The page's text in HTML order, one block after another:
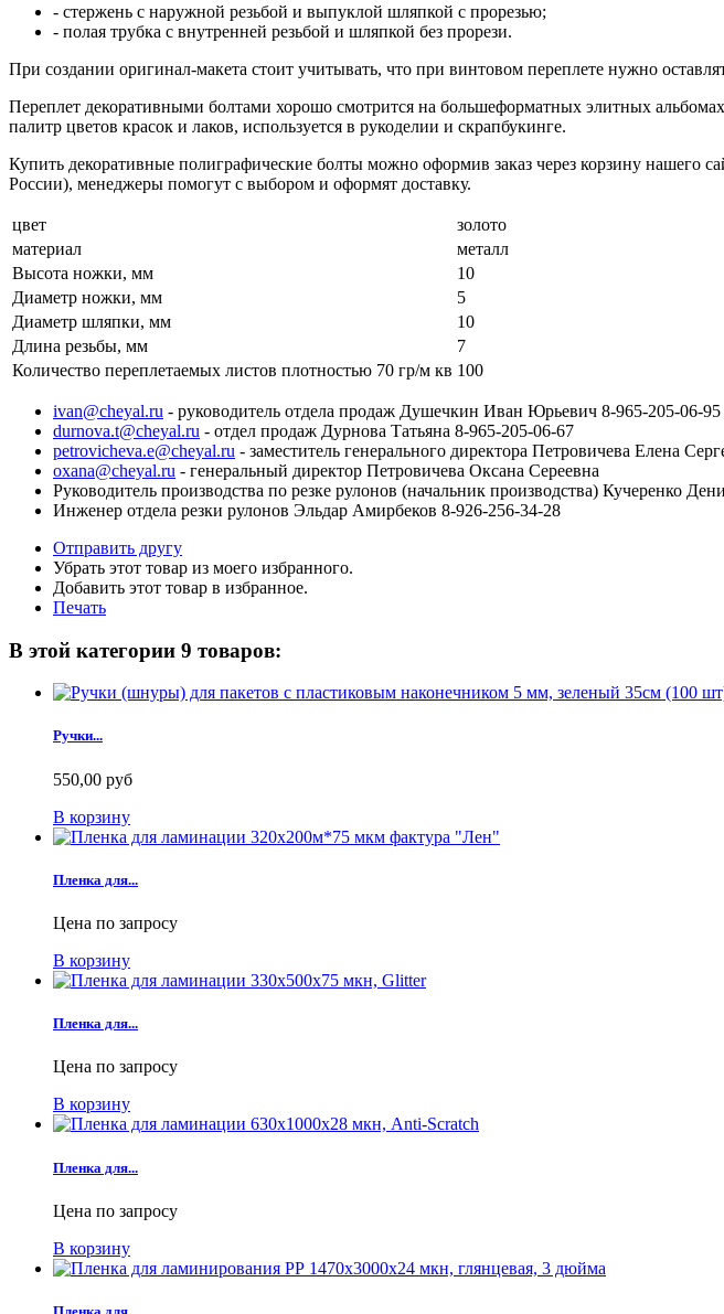
- стержень с наружной резьбой и выпуклой шляпкой с прорезью;
- полая трубка с внутренней резьбой и шляпкой без прорези.
При создании оригинал-макета стоит учитывать, что при винтовом переплете нужно
Переплет декоративными болтами хорошо смотрится на большеформатных элитных
палитр цветов красок и лаков, используется в рукоделии и скрапбукинге.
Купить декоративные полиграфические болты можно оформив заказ через корзину нашего
России), менеджеры помогут с выбором и оформят доставку.
цвет
золото
материал
металл
Высота ножки, мм
10
Диаметр ножки, мм
5
Диаметр шляпки, мм
10
Длина резьбы, мм
7
Количество переплетаемых листов плотностью 70 гр/м кв 100
ivan@cheyal.ru - руководитель отдела продаж Душечкин Иван Юрьевич 8-965-205-06-95
durnova.t@cheyal.ru - отдел продаж Дурнова Татьяна 8-965-205-06-67
petrovicheva.e@cheyal.ru - заместитель генерального директора Петровичева Елена
oxana@cheyal.ru - генеральный директор Петровичева Оксана Сереевна
Руководитель производства по резке рулонов (начальник производства) Кучеренко
Инженер отдела резки рулонов Эльдар Амирбеков 8-926-256-34-28
Отправить другу
Убрать этот товар из моего избранного.
Добавить этот товар в избранное.
Печать
В этой категории 9 товаров:
Ручки...
550,00 руб
В корзину
Пленка для...
Цена по запросу
В корзину
Пленка для...
Цена по запросу
В корзину
Пленка для...
Цена по запросу
В корзину